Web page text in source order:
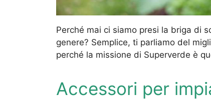
Perché mai ci siamo presi la briga di
genere? Semplice, ti parliamo del
perché la missione di Superverde è
Accessori per